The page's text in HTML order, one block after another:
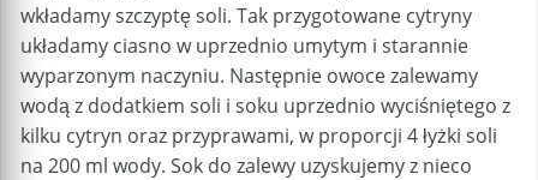
wkładamy szczyptę soli. Tak przygotowane cytryny
układamy ciasno w uprzednio umytym i starannie
wyparzonym naczyniu. Następnie owoce zalewamy
wodą z dodatkiem soli i soku uprzednio wyciśniętego z
kilku cytryn oraz przyprawami, w proporcji 4 łyżki soli
na 200 ml wody. Sok do zalewy uzyskujemy z nieco